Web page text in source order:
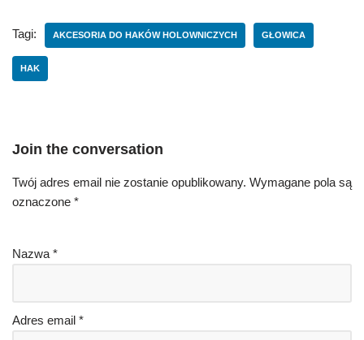
Tagi: AKCESORIA DO HAKÓW HOLOWNICZYCH GŁOWICA
HAK
Join the conversation
Twój adres email nie zostanie opublikowany. Wymagane pola są
oznaczone *
Nazwa *
Adres email *